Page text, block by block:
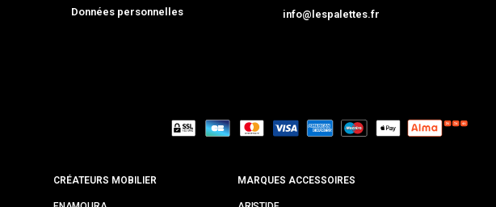
Données personnelles
info@lespalettes.fr
CRÉATEURS MOBILIER MARQUES ACCESSOIRES